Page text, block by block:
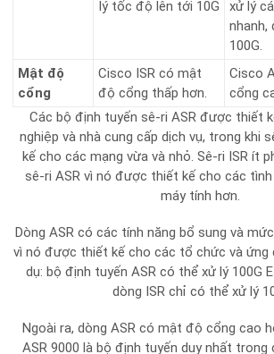
lý tốc độ lên tới 10G
xử lý
100G.
Mật độ
cổng
Cisco ISR có mật
độ cổng thấp hơn.
Cisco
cổng
Các bộ định tuyến sê-ri ASR được thiết
nghiệp và nhà cung cấp dịch vụ, trong khi
kế cho các mạng vừa và nhỏ. Sê-ri ISR ít
sê-ri ASR vì nó được thiết kế cho các
máy tính hơn.
Dòng ASR có các tính năng bổ sung và
vì nó được thiết kế cho các tổ chức và ứng
dụ: bộ định tuyến ASR có thể xử lý 100G
dòng ISR chỉ có thể xử lý
Ngoài ra, dòng ASR có mật độ cổng cao
ASR 9000 là bộ định tuyến duy nhất